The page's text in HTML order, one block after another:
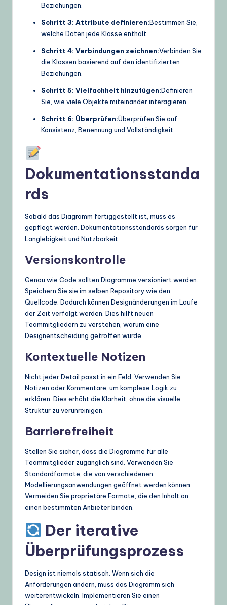
Beziehungen.
Schritt 3: Attribute definieren:Bestimmen Sie,
welche Daten jede Klasse enthält.
Schritt 4: Verbindungen zeichnen:Verbinden Sie
die Klassen basierend auf den identifizierten
Beziehungen.
Schritt 5: Vielfachheit hinzufügen:Definieren
Sie, wie viele Objekte miteinander interagieren.
Schritt 6: Überprüfen:Überprüfen Sie auf
Konsistenz, Benennung und Vollständigkeit.
Dokumentationsstanda
rds
Sobald das Diagramm fertiggestellt ist, muss es
gepflegt werden. Dokumentationsstandards sorgen für
Langlebigkeit und Nutzbarkeit.
Versionskontrolle
Genau wie Code sollten Diagramme versioniert werden.
Speichern Sie sie im selben Repository wie den
Quellcode. Dadurch können Designänderungen im Laufe
der Zeit verfolgt werden. Dies hilft neuen
Teammitgliedern zu verstehen, warum eine
Designentscheidung getroffen wurde.
Kontextuelle Notizen
Nicht jeder Detail passt in ein Feld. Verwenden Sie
Notizen oder Kommentare, um komplexe Logik zu
erklären. Dies erhöht die Klarheit, ohne die visuelle
Struktur zu verunreinigen.
Barrierefreiheit
Stellen Sie sicher, dass die Diagramme für alle
Teammitglieder zugänglich sind. Verwenden Sie
Standardformate, die von verschiedenen
Modellierungsanwendungen geöffnet werden können.
Vermeiden Sie proprietäre Formate, die den Inhalt an
einen bestimmten Anbieter binden.
Der iterative
Überprüfungsprozess
Design ist niemals statisch. Wenn sich die
Anforderungen ändern, muss das Diagramm sich
weiterentwickeln. Implementieren Sie einen